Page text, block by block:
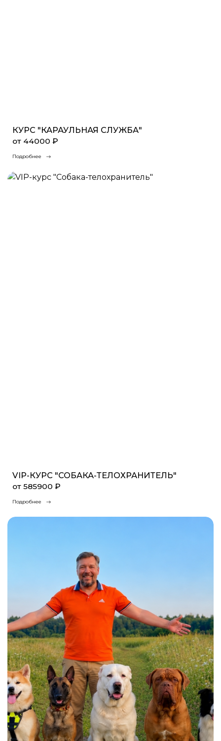
КУРС "КАРАУЛЬНАЯ СЛУЖБА"
от 44000 ₽
Подробнее
VIP-КУРС "СОБАКА-ТЕЛОХРАНИТЕЛЬ"
от 585900 ₽
Подробнее